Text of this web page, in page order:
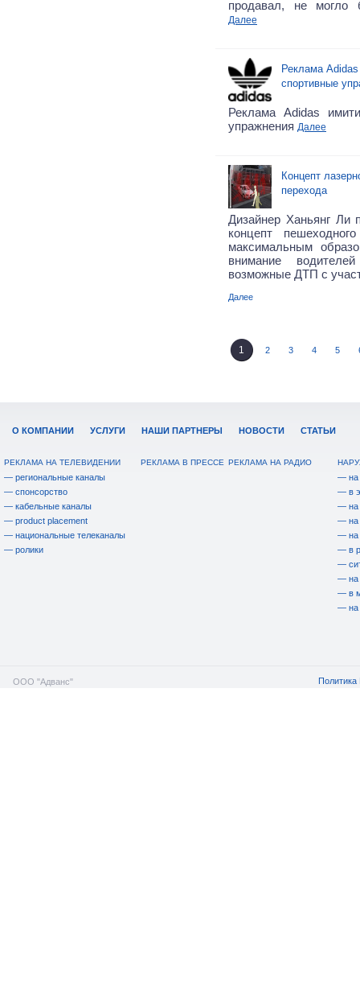
продавал, не могло
Далее
Реклама
спортивные
Реклама Adidas
упражнения Далее
Концепт
перехода
Дизайнер Ханьянг Ли
концепт
максимальным
внимание
возможные ДТП с
Далее
1 2 3 4 5
О КОМПАНИИ УСЛУГИ НАШИ ПАРТНЕРЫ НОВОСТИ СТАТЬИ
РЕКЛАМА НА ТЕЛЕВИДЕНИИ
— региональные каналы
— спонсорство
— кабельные каналы
— product placement
— национальные телеканалы
— ролики
РЕКЛАМА В ПРЕССЕ РЕКЛАМА НА РАДИО
— на
— в
— на
— на
— на
— в
—
— на
— в
— на
ООО "Адванс" Политика